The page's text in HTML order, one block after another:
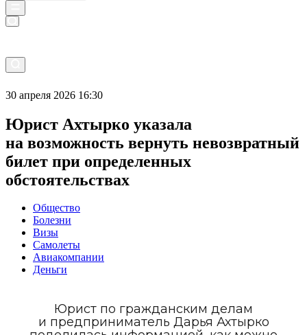
30 апреля 2026 16:30
Юрист Ахтырко указала
на возможность вернуть невозвратный
билет при определенных
обстоятельствах
Общество
Болезни
Визы
Самолеты
Авиакомпании
Деньги
Юрист по гражданским делам
и предприниматель Дарья Ахтырко